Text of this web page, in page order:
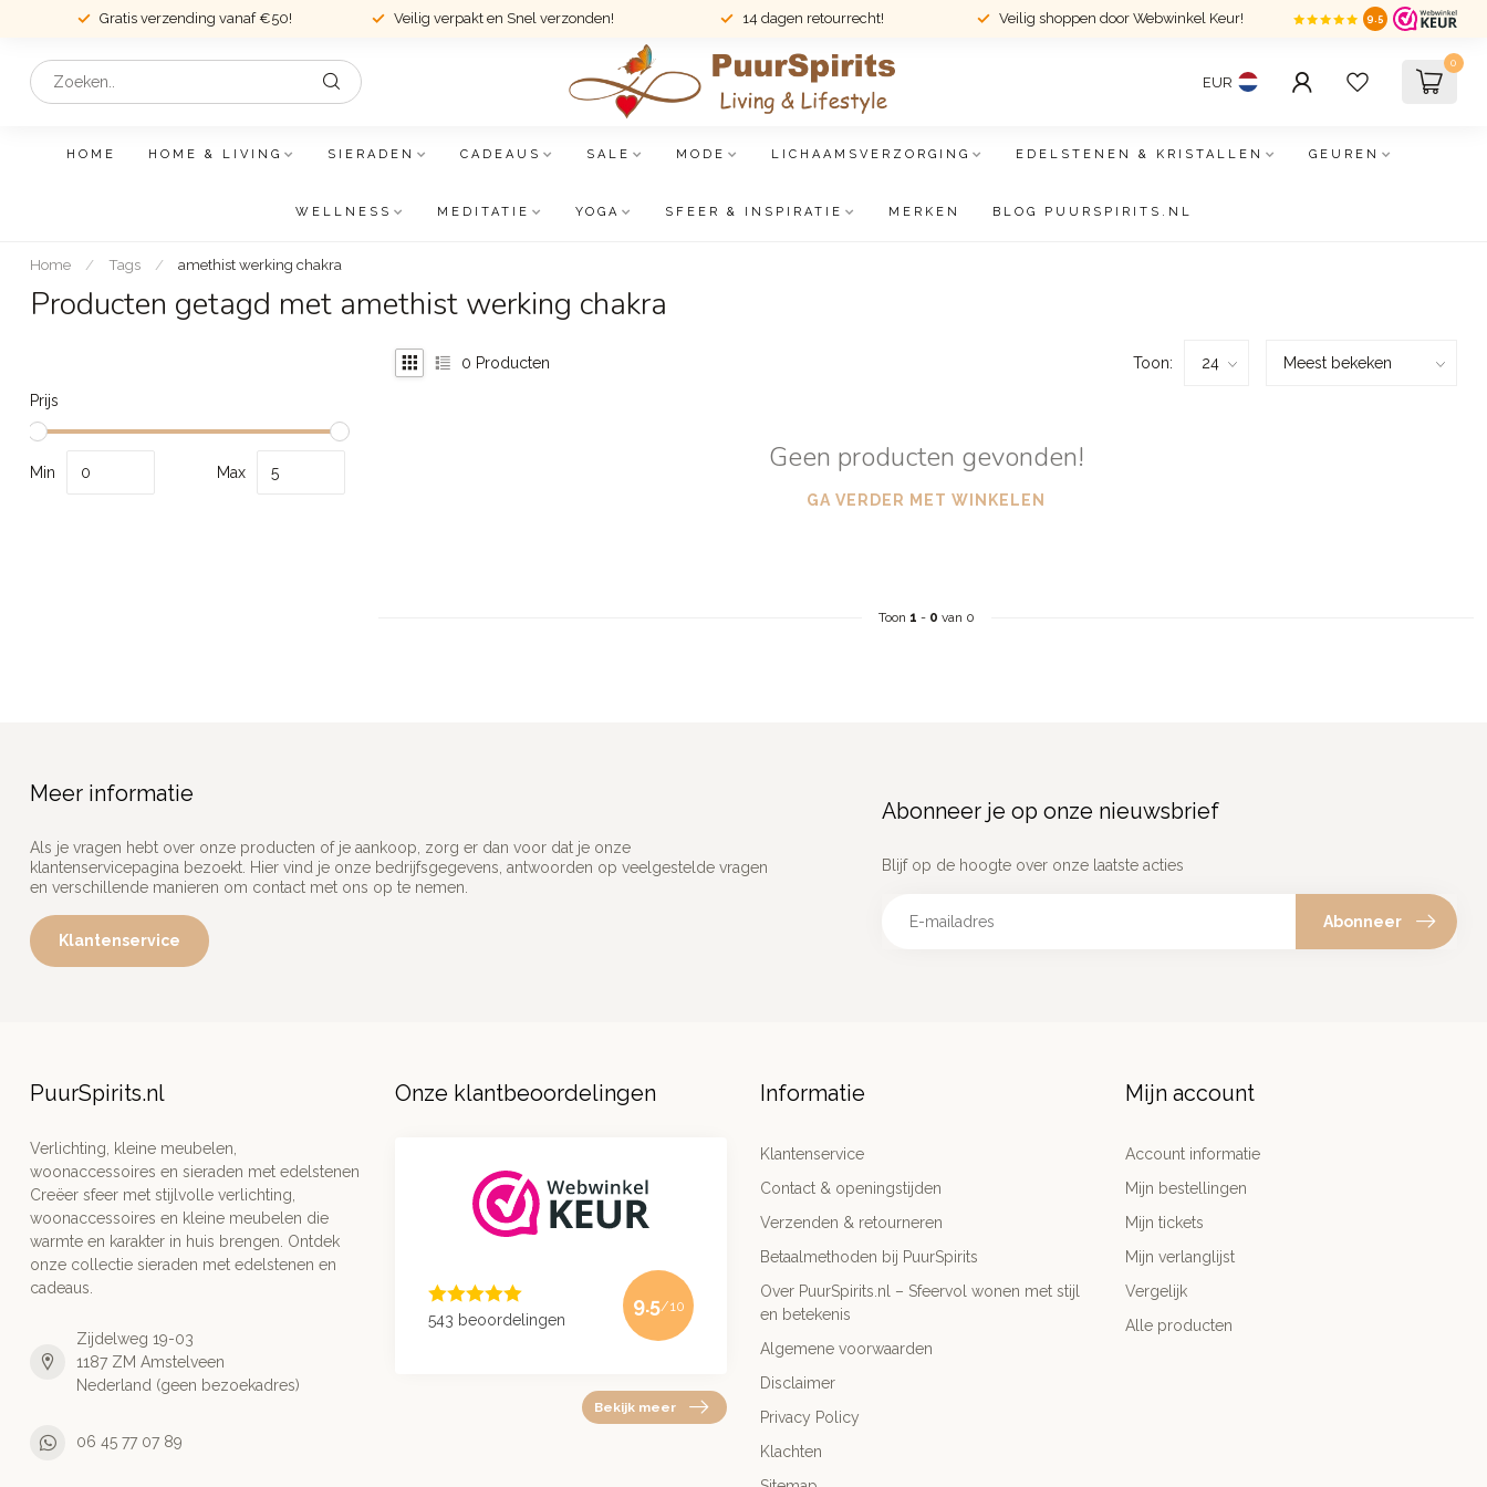
Gratis verzending vanaf €50! Veilig verpakt en Snel verzonden! 14 dagen retourrecht! Veilig shoppen door Webwinkel Keur! 9.5
EUR
0
HOME HOME & LIVING SIERADEN CADEAUS SALE MODE LICHAAMSVERZORGING EDELSTENEN & KRISTALLEN GEUREN
WELLNESS MEDITATIE YOGA SFEER & INSPIRATIE MERKEN BLOG PUURSPIRITS.NL
Home / Tags / amethist werking chakra
Producten getagd met amethist werking chakra
Prijs
Min Max
0 Producten Toon:
Geen producten gevonden!
GA VERDER MET WINKELEN
Toon 1 - 0 van 0
Meer informatie
Als je vragen hebt over onze producten of je aankoop, zorg er dan voor dat je onze
klantenservicepagina bezoekt. Hier vind je onze bedrijfsgegevens, antwoorden op veelgestelde vragen
en verschillende manieren om contact met ons op te nemen.
Klantenservice
Abonneer je op onze nieuwsbrief
Blijf op de hoogte over onze laatste acties
Abonneer
PuurSpirits.nl
Verlichting, kleine meubelen,
woonaccessoires en sieraden met edelstenen
Creëer sfeer met stijlvolle verlichting,
woonaccessoires en kleine meubelen die
warmte en karakter in huis brengen. Ontdek
onze collectie sieraden met edelstenen en
cadeaus.
Zijdelweg 19-03
1187 ZM Amstelveen
Nederland (geen bezoekadres)
06 45 77 07 89
Onze klantbeoordelingen
543 beoordelingen
9.5/10
Bekijk meer
Informatie
Klantenservice
Contact & openingstijden
Verzenden & retourneren
Betaalmethoden bij PuurSpirits
Over PuurSpirits.nl – Sfeervol wonen met stijl
en betekenis
Algemene voorwaarden
Disclaimer
Privacy Policy
Klachten
Mijn account
Account informatie
Mijn bestellingen
Mijn tickets
Mijn verlanglijst
Vergelijk
Alle producten